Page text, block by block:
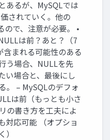
あるが、MySQLでは
されていく。他の
ので、注意が必要。 •
は前？あと？（7
含まれる可能性のある
う場合、NULLを先
い場合と、最後にし
。 – MySQLのデフォ
は前（もっとも小さ
の書き方を工夫によ
対応可能 （オプショ